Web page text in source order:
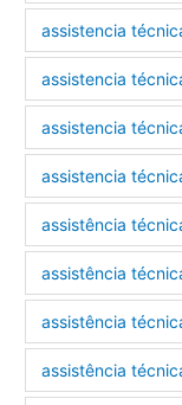
assistencia
assistencia
assistencia
assistencia
assistência
assistência
assistência
assistência